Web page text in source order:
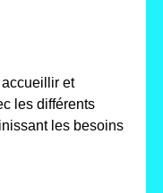
et
les différents
les besoins